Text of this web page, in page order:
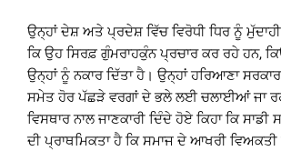
ਉਨ੍ਹਾਂ ਦੇਸ਼ ਅਤੇ ਪ੍ਰਦੇਸ਼ ਵਿੱਚ ਵਿਰੋਧੀ ਧਿਰ ਨੂੰ
ਕਿ ਉਹ ਸਿਰਫ਼ ਗੁੰਮਰਾਹਕੁੰਨ ਪ੍ਰਚਾਰ ਕਰ ਰਹੇ ਹਨ,
ਉਨ੍ਹਾਂ ਨੂੰ ਨਕਾਰ ਦਿੱਤਾ ਹੈ। ਉਨ੍ਹਾਂ ਹਰਿਆਣਾ
ਸਮੇਤ ਹੋਰ ਪੱਛੜੇ ਵਰਗਾਂ ਦੇ ਭਲੇ ਲਈ ਚਲਾਈਆਂ ਜਾ
ਵਿਸਥਾਰ ਨਾਲ ਜਾਣਕਾਰੀ ਦਿੰਦੇ ਹੋਏ ਕਿਹਾ ਕਿ ਸਾਡੀ
ਦੀ ਪ੍ਰਾਥਮਿਕਤਾ ਹੈ ਕਿ ਸਮਾਜ ਦੇ ਆਖਰੀ ਵਿਅਕਤੀ